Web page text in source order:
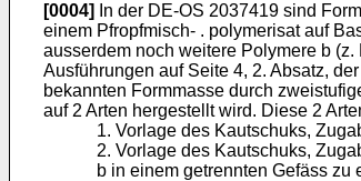
[0004]
In der DE-OS 2037419 sind
einem Pfropfmisch- . polymerisat auf
ausserdem noch weitere Polymere b
Ausführungen auf Seite 4, 2. Absatz,
bekannten Formmasse durch
auf 2 Arten hergestellt wird. Diese 2
1. Vorlage des Kautschuks,
2. Vorlage des Kautschuks,
b in einem getrennten Gefäss